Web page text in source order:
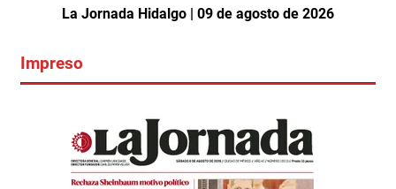
La Jornada Hidalgo | 09 de agosto de 2026
Impreso